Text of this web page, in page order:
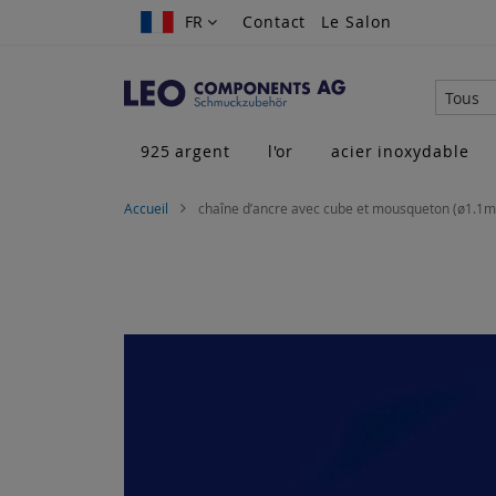
FR
FR Contact Le Salon
Tous
925 argent
l'or acier inoxydable
Accueil chaîne d’ancre avec cube et mousqueton